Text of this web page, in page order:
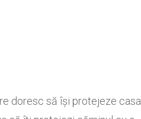
doresc să își protejeze casa.